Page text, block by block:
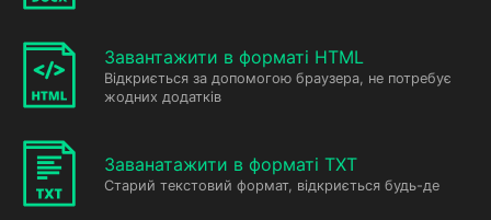
Завантажити в форматі HTML
Відкриється за допомогою браузера, не потребує
жодних додатків
Заванатажити в форматі TXT
Старий текстовий формат, відкриється будь-де